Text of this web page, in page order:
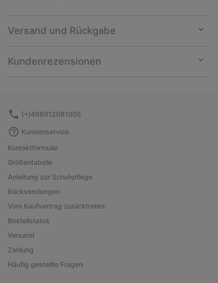
Versand und Rückgabe
or
Kundenrezensionen
or
(+)498912081005
Kundenservice
Kontaktformular
Größentabelle
Anleitung zur Schuhpflege
Rücksendungen
Vom Kaufvertrag zurücktreten
Bestellstatus
Versand
Zahlung
Häufig gestellte Fragen